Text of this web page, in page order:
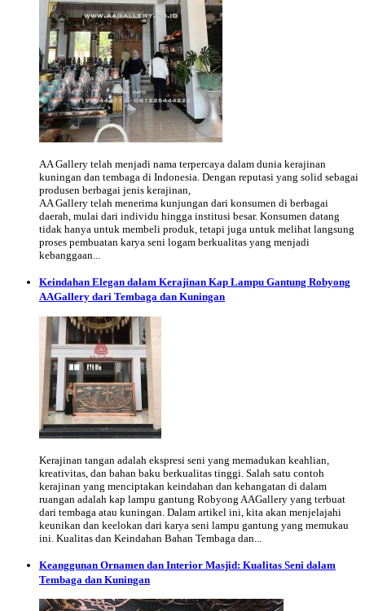
AA Gallery telah menjadi nama terpercaya dalam dunia kerajinan
kuningan dan tembaga di Indonesia. Dengan reputasi yang solid sebagai
produsen berbagai jenis kerajinan,
AA Gallery telah menerima kunjungan dari konsumen di berbagai
daerah, mulai dari individu hingga institusi besar. Konsumen datang
tidak hanya untuk membeli produk, tetapi juga untuk melihat langsung
proses pembuatan karya seni logam berkualitas yang menjadi
kebanggaan...
Keindahan Elegan dalam Kerajinan Kap Lampu Gantung Robyong
AAGallery dari Tembaga dan Kuningan
Kerajinan tangan adalah ekspresi seni yang memadukan keahlian,
kreativitas, dan bahan baku berkualitas tinggi. Salah satu contoh
kerajinan yang menciptakan keindahan dan kehangatan di dalam
ruangan adalah kap lampu gantung Robyong AAGallery yang terbuat
dari tembaga atau kuningan. Dalam artikel ini, kita akan menjelajahi
keunikan dan keelokan dari karya seni lampu gantung yang memukau
ini. Kualitas dan Keindahan Bahan Tembaga dan...
Keanggunan Ornamen dan Interior Masjid: Kualitas Seni dalam
Tembaga dan Kuningan